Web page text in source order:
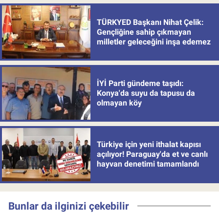
TÜRKYED Başkanı Nihat Çelik:
Gençliğine sahip çıkmayan
milletler geleceğini inşa edemez
İYİ Parti gündeme taşıdı:
Konya'da suyu da tapusu da
olmayan köy
Türkiye için yeni ithalat kapısı
açılıyor! Paraguay'da et ve canlı
hayvan denetimi tamamlandı
Bunlar da ilginizi çekebilir